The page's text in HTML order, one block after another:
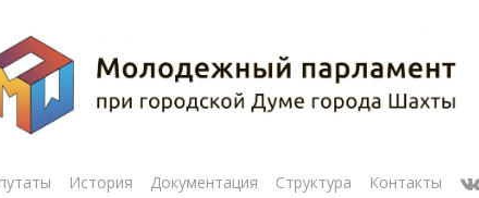
История Документация Структура Контакты